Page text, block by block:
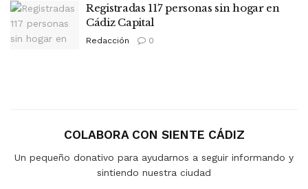
Registradas 117 personas sin hogar en
Cádiz Capital
Redacción 0
COLABORA CON SIENTE CÁDIZ
Un pequeño donativo para ayudarnos a seguir informando y
sintiendo nuestra ciudad